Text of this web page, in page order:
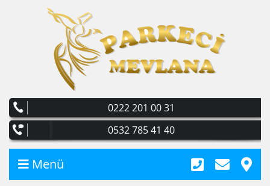
0222 201 00 31
0532 785 41 40
Menü